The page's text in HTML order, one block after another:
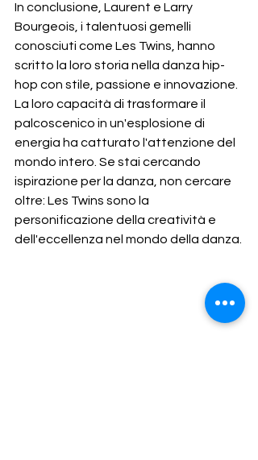
In conclusione, Laurent e Larry
Bourgeois, i talentuosi gemelli
conosciuti come Les Twins, hanno
scritto la loro storia nella danza hip-
hop con stile, passione e innovazione.
La loro capacità di trasformare il
palcoscenico in un'esplosione di
energia ha catturato l'attenzione del
mondo intero. Se stai cercando
ispirazione per la danza, non cercare
oltre: Les Twins sono la
personificazione della creatività e
dell'eccellenza nel mondo della danza.